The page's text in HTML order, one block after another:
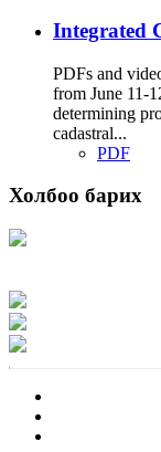
Integrated
PDFs and
from June 11-
determining
cadastral...
PDF
Холбоо барих